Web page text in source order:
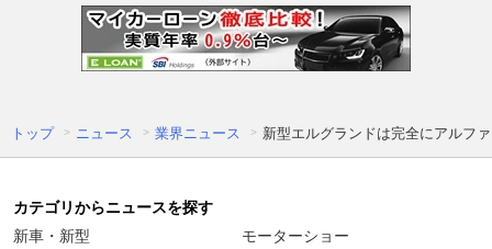
トップ ニュース 業界ニュース 新型エルグランドは完全にアルフ
カテゴリからニュースを探す
新車・新型
モーターショー